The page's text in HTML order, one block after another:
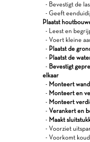
- Bevestigt de
- Geeft
Plaatst
- Leest en
- Voert kleine
- Plaatst de
- Plaatst de
- Bevestigt
elkaar
- Monteert
- Monteert en
- Monteert
- Verankert en
- Maakt
- Voorziet
- Voorkomt